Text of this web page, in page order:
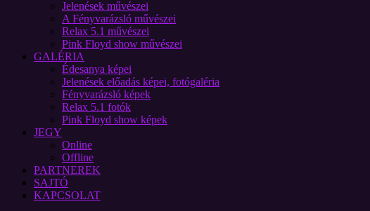
Jelenések művészei
A Fényvarázsló művészei
Relax 5.1 művészei
Pink Floyd show művészei
GALÉRIA
Édesanya képei
Jelenések előadás képei, fotógaléria
Fényvarázsló képek
Relax 5.1 fotók
Pink Floyd show képek
JEGY
Online
Offline
PARTNEREK
SAJTÓ
KAPCSOLAT